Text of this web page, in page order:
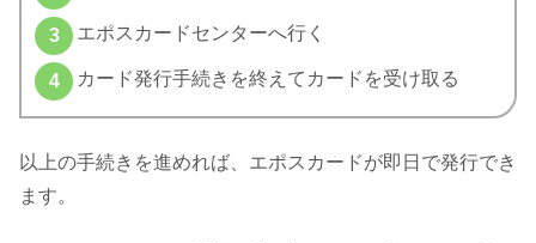
エポスカードセンターへ行く
カード発行手続きを終えてカードを受け取る
以上の手続きを進めれば、エポスカードが即日で発行でき
ます。